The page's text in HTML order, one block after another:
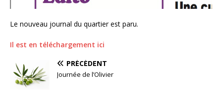
Le nouveau journal du quartier est paru.
Il est en téléchargement ici
PRÉCÉDENT
Journée de l’Olivier